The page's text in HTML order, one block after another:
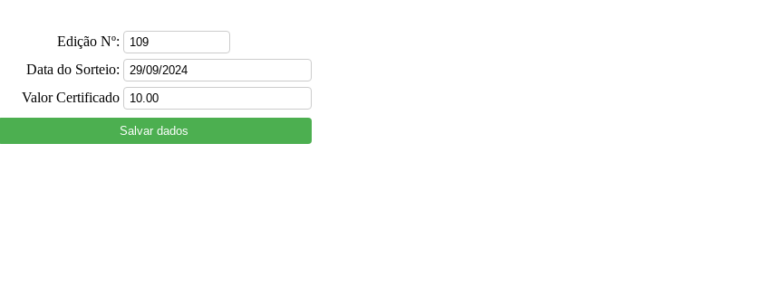
Edição Nº:
Data do Sorteio:
Valor Certificado